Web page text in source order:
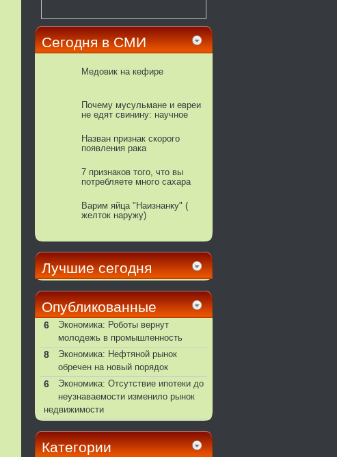
Сегодня в СМИ
Медовик на кефире
Почему мусульмане и евреи
не едят свинину: научное
Назван признак скорого
появления рака
7 признаков того, что вы
потребляете много сахара
Варим яйца "Наизнанку" (
желток наружу)
Лучшие сегодня
Опубликованные
6
Экономика: Роботы вернут
молодежь в промышленность
8
Экономика: Нефтяной рынок
обречен на новый порядок
6
Экономика: Отсутствие ипотеки до
неузнаваемости изменило рынок
недвижимости
Категории